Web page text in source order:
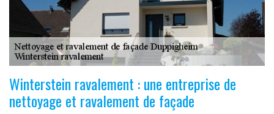
Winterstein ravalement : une entreprise de
nettoyage et ravalement de façade